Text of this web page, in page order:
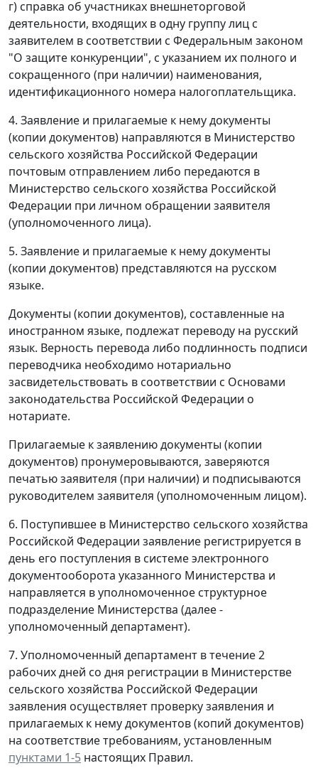
г) справка об участниках внешнеторговой
деятельности, входящих в одну группу лиц с
заявителем в соответствии с Федеральным законом
"О защите конкуренции", с указанием их полного и
сокращенного (при наличии) наименования,
идентификационного номера налогоплательщика.
4. Заявление и прилагаемые к нему документы
(копии документов) направляются в Министерство
сельского хозяйства Российской Федерации
почтовым отправлением либо передаются в
Министерство сельского хозяйства Российской
Федерации при личном обращении заявителя
(уполномоченного лица).
5. Заявление и прилагаемые к нему документы
(копии документов) представляются на русском
языке.
Документы (копии документов), составленные на
иностранном языке, подлежат переводу на русский
язык. Верность перевода либо подлинность подписи
переводчика необходимо нотариально
засвидетельствовать в соответствии с Основами
законодательства Российской Федерации о
нотариате.
Прилагаемые к заявлению документы (копии
документов) пронумеровываются, заверяются
печатью заявителя (при наличии) и подписываются
руководителем заявителя (уполномоченным лицом).
6. Поступившее в Министерство сельского хозяйства
Российской Федерации заявление регистрируется в
день его поступления в системе электронного
документооборота указанного Министерства и
направляется в уполномоченное структурное
подразделение Министерства (далее -
уполномоченный департамент).
7. Уполномоченный департамент в течение 2
рабочих дней со дня регистрации в Министерстве
сельского хозяйства Российской Федерации
заявления осуществляет проверку заявления и
прилагаемых к нему документов (копий документов)
на соответствие требованиям, установленным
пунктами 1-5 настоящих Правил.